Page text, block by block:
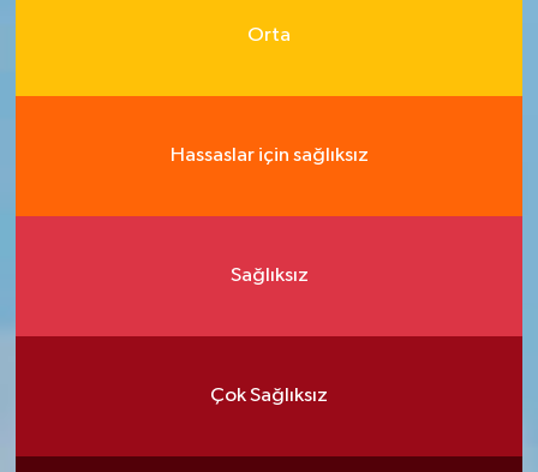
Orta
Hassaslar için sağlıksız
Sağlıksız
Çok Sağlıksız